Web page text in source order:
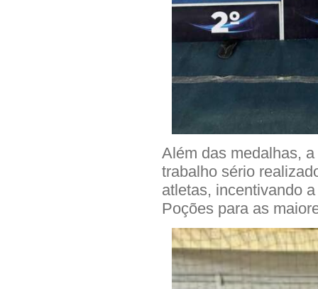
Além das medalhas,
trabalho sério
atletas, incentivando
Poções para as